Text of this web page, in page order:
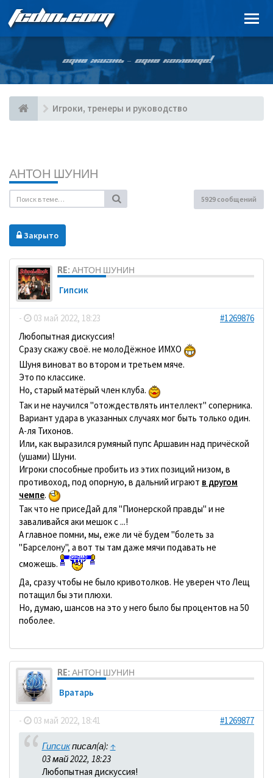
FCDIN.COM
ОДНА ЖИЗНЬ – ОДНА КОМАНДА!
Игроки, тренеры и руководство
АНТОН ШУНИН
5929 сообщений
Закрыто
RE: АНТОН ШУНИН
Гипсик
- 03 май 2022, 18:23
#1269876
Любопытная дискуссия!
Сразу скажу своё. не молоДёжное ИМХО
Шуня виноват во втором и третьем мяче.
Это по классике.
Но, старый матёрый член клуба.
Так и не научился "отождествлять интеллект" соперника.
Вариант удара в указанных случаях мог быть только один.
А-ля Тихонов.
Или, как выразился румяный пупс Аршавин над причёской
(ушами) Шуни.
Игроки способные пробить из этих позиций низом, в
противоход, под опорную, в дальний играют в другом
чемпе.
Так что не присеДай для "Пионерской правды" и не
заваливайся аки мешок с ...!
А главное помни, мы, еже ли чё будем "болеть за
"Барселону", а вот ты там даже мячи подавать не
сможешь.
Да, сразу чтобы не было кривотолков. Не уверен что Лещ
потащил бы эти плюхи.
Но, думаю, шансов на это у него было бы процентов на 50
поболее.
RE: АНТОН ШУНИН
Вратарь
- 03 май 2022, 18:41 #1269877
Гипсикписал(а): ↑
03 май 2022, 18:23
Любопытная дискуссия!